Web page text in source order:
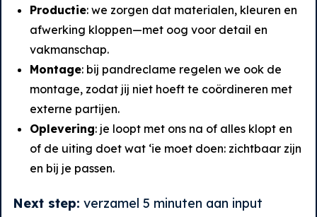
Productie: we zorgen dat materialen, kleuren en
afwerking kloppen—met oog voor detail en
vakmanschap.
Montage: bij pandreclame regelen we ook de
montage, zodat jij niet hoeft te coördineren met
externe partijen.
Oplevering: je loopt met ons na of alles klopt en
of de uiting doet wat ‘ie moet doen: zichtbaar zijn
en bij je passen.
Next step: verzamel 5 minuten aan input